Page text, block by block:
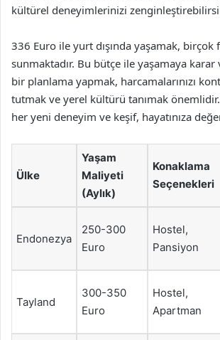
kültürel deneyimlerinizi
336 Euro ile yurt dışında yaşamak, birçok
sunmaktadır. Bu bütçe ile yaşamaya
bir planlama yapmak, harcamalarınızı
tutmak ve yerel kültürü tanımak
her yeni deneyim ve keşif, hayatınıza
Ülke
Yaşam
Maliyeti
(Aylık)
Konaklama
Seçenekleri
Endonezya
250-300
Euro
Hostel,
Pansiyon
Tayland
300-350
Euro
Hostel,
Apartman